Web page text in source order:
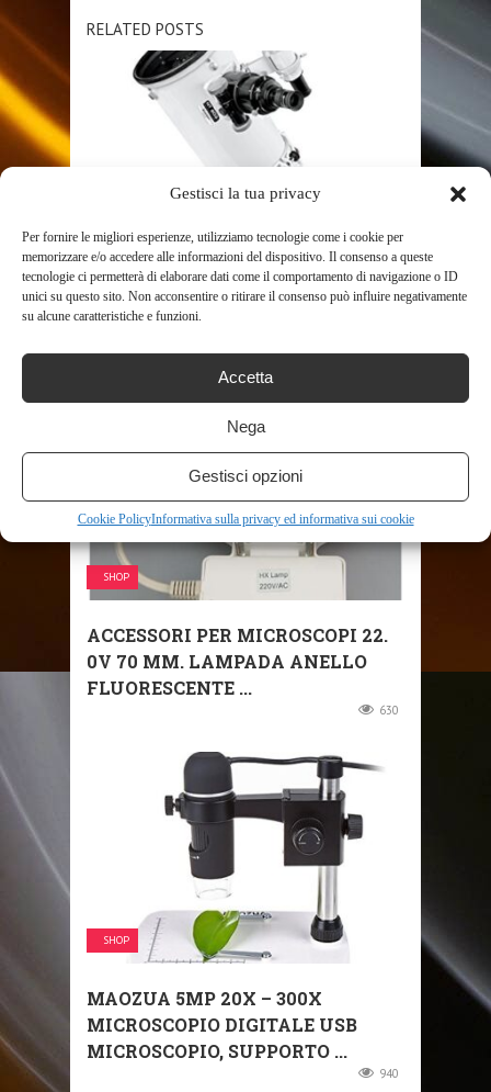
Gestisci la tua privacy
Per fornire le migliori esperienze, utilizziamo tecnologie come i cookie per
memorizzare e/o accedere alle informazioni del dispositivo. Il consenso a queste
tecnologie ci permetterà di elaborare dati come il comportamento di navigazione o ID
unici su questo sito. Non acconsentire o ritirare il consenso può influire negativamente
su alcune caratteristiche e funzioni.
Accetta
Nega
Gestisci opzioni
Cookie PolicyInformativa sulla privacy ed informativa sui cookie
RELATED POSTS
SHOP
BRESSER MESSIER – TELESCOPIO
NT-203/1200
SHOP
ACCESSORI PER MICROSCOPI 22.
0V 70 MM. LAMPADA ANELLO
FLUORESCENTE ...
630
SHOP
MAOZUA 5MP 20X – 300X
MICROSCOPIO DIGITALE USB
MICROSCOPIO, SUPPORTO ...
940